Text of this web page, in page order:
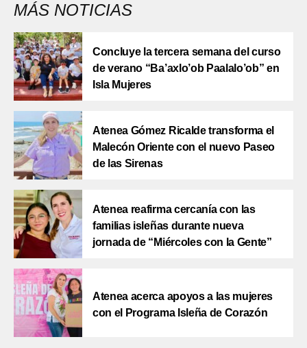
MÁS NOTICIAS
Concluye la tercera semana del curso
de verano “Ba’axlo’ob Paalalo’ob” en
Isla Mujeres
Atenea Gómez Ricalde transforma el
Malecón Oriente con el nuevo Paseo
de las Sirenas
Atenea reafirma cercanía con las
familias isleñas durante nueva
jornada de “Miércoles con la Gente”
Atenea acerca apoyos a las mujeres
con el Programa Isleña de Corazón